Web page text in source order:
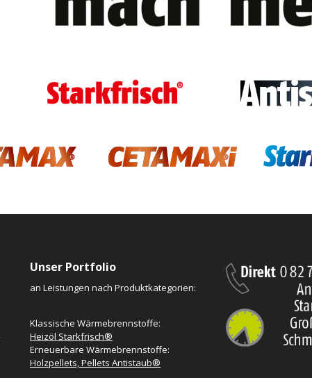
Unser Portfolio
an Leistungen nach Produktkategorien:
Klassische Wärmebrennstoffe:
Heizöl Starkfrisch®
Erneuerbare Wärmebrennstoffe:
Holzpellets, Pellets Antistaub®